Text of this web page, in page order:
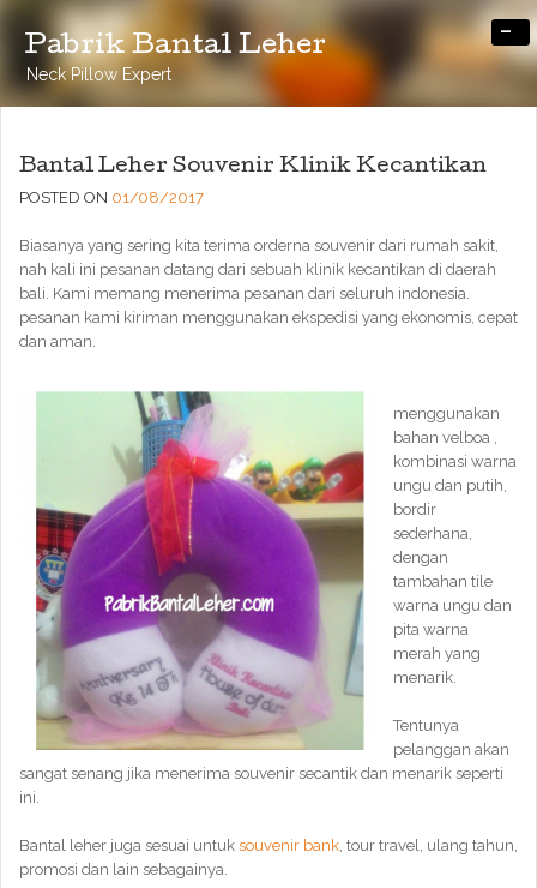
Pabrik Bantal Leher
Neck Pillow Expert
-
Bantal Leher Souvenir Klinik Kecantikan
POSTED ON 01/08/2017
Biasanya yang sering kita terima orderna souvenir dari rumah sakit,
nah kali ini pesanan datang dari sebuah klinik kecantikan di daerah
bali. Kami memang menerima pesanan dari seluruh indonesia.
pesanan kami kiriman menggunakan ekspedisi yang ekonomis, cepat
dan aman.
menggunakan
bahan velboa ,
kombinasi warna
ungu dan putih,
bordir
sederhana,
dengan
tambahan tile
warna ungu dan
pita warna
merah yang
menarik.
Tentunya
pelanggan akan
sangat senang jika menerima souvenir secantik dan menarik seperti
ini.
Bantal leher juga sesuai untuk souvenir bank, tour travel, ulang tahun,
promosi dan lain sebagainya.